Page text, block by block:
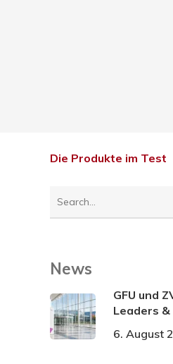
Die Produkte im Test
News
GFU und
Leaders &
6. August